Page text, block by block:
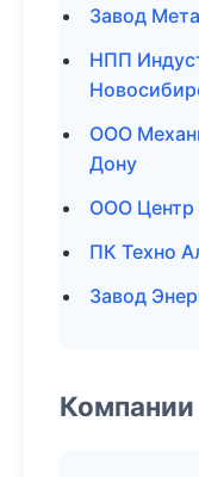
Завод
НПП
ООО
Дону
ООО Центр
ПК Техно
Завод
Компании